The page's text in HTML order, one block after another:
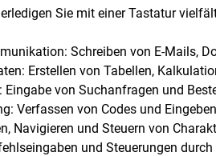
Sie mit einer Tastatur
Schreiben von E-Mails,
Erstellen von Tabellen,
Eingabe von Suchanfragen und
Verfassen von Codes und
Navigieren und Steuern von
und Steuerungen